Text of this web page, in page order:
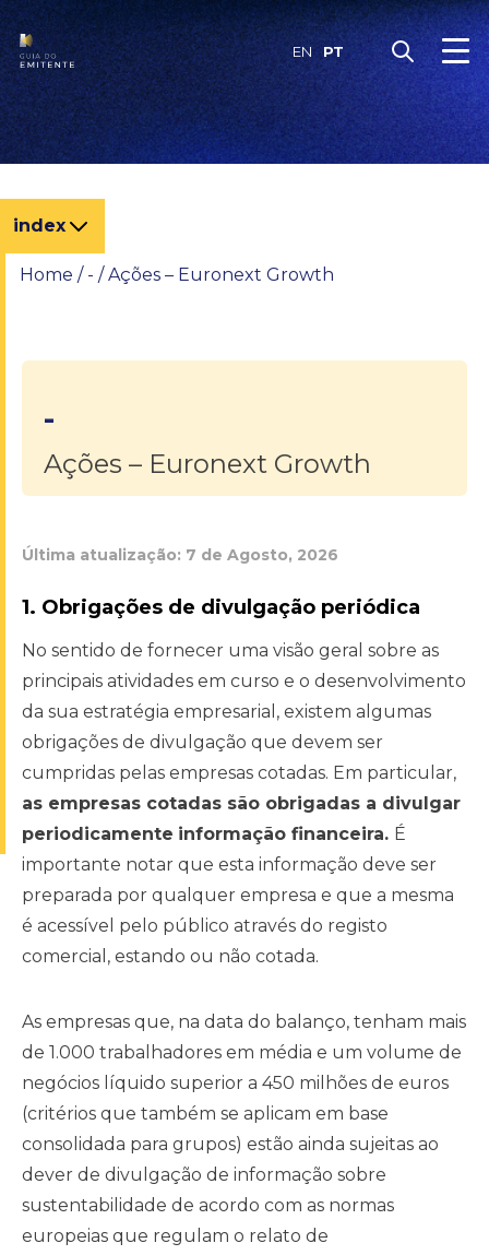
Skip
to
content
EN PT
Home / - /Ações – Euronext Growth
index
-
Ações – Euronext Growth
Última atualização: 7 de Agosto, 2026
1. Obrigações de divulgação periódica
No sentido de fornecer uma visão geral sobre as
principais atividades em curso e o desenvolvimento
da sua estratégia empresarial, existem algumas
obrigações de divulgação que devem ser
cumpridas pelas empresas cotadas. Em particular,
as empresas cotadas são obrigadas a divulgar
periodicamente informação financeira. É
importante notar que esta informação deve ser
preparada por qualquer empresa e que a mesma
é acessível pelo público através do registo
comercial, estando ou não cotada.
As empresas que, na data do balanço, tenham mais
de 1.000 trabalhadores em média e um volume de
negócios líquido superior a 450 milhões de euros
(critérios que também se aplicam em base
consolidada para grupos) estão ainda sujeitas ao
dever de divulgação de informação sobre
sustentabilidade de acordo com as normas
europeias que regulam o relato de